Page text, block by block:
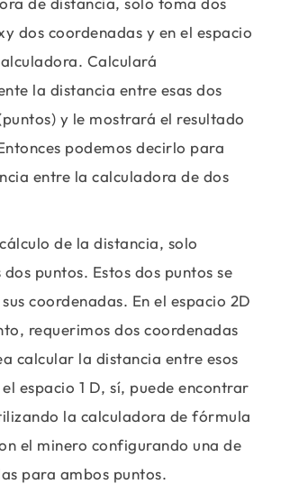
dos coordenadas y en el espacio
Calculará
la distancia entre esas dos
y le mostrará el resultado
podemos decirlo para
entre la calculadora de dos
de la distancia, solo
dos puntos. Estos dos puntos se
coordenadas. En el espacio 2D
requerimos dos coordenadas
calcular la distancia entre esos
espacio 1 D, sí, puede encontrar
la calculadora de fórmula
el minero configurando una de
para ambos puntos.